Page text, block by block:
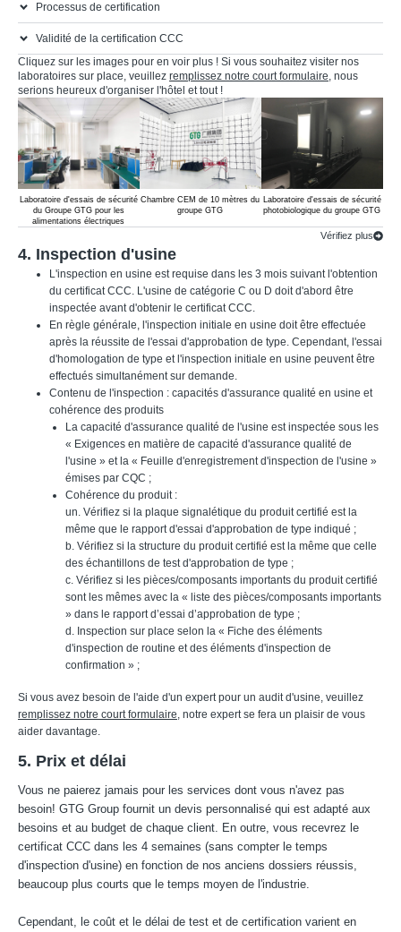
Processus de certification
Validité de la certification CCC
Cliquez sur les images pour en voir plus ! Si vous souhaitez visiter nos
laboratoires sur place, veuillez remplissez notre court formulaire, nous
serions heureux d'organiser l'hôtel et tout !
Laboratoire d'essais de sécurité
du Groupe GTG pour les
alimentations électriques
Chambre CEM de 10 mètres du
groupe GTG
Laboratoire d'essais de sécurité
photobiologique du groupe GTG
Vérifiez plus
4. Inspection d'usine
L'inspection en usine est requise dans les 3 mois suivant l'obtention
du certificat CCC. L'usine de catégorie C ou D doit d'abord être
inspectée avant d'obtenir le certificat CCC.
En règle générale, l'inspection initiale en usine doit être effectuée
après la réussite de l'essai d'approbation de type. Cependant, l'essai
d'homologation de type et l'inspection initiale en usine peuvent être
effectués simultanément sur demande.
Contenu de l'inspection : capacités d'assurance qualité en usine et
cohérence des produits
La capacité d'assurance qualité de l'usine est inspectée sous les
« Exigences en matière de capacité d'assurance qualité de
l'usine » et la « Feuille d'enregistrement d'inspection de l'usine »
émises par CQC ;
Cohérence du produit :
un. Vérifiez si la plaque signalétique du produit certifié est la
même que le rapport d'essai d'approbation de type indiqué ;
b. Vérifiez si la structure du produit certifié est la même que celle
des échantillons de test d'approbation de type ;
c. Vérifiez si les pièces/composants importants du produit certifié
sont les mêmes avec la « liste des pièces/composants importants
» dans le rapport d’essai d’approbation de type ;
d. Inspection sur place selon la « Fiche des éléments
d'inspection de routine et des éléments d'inspection de
confirmation » ;
Si vous avez besoin de l'aide d'un expert pour un audit d'usine, veuillez
remplissez notre court formulaire, notre expert se fera un plaisir de vous
aider davantage.
5. Prix et délai
Vous ne paierez jamais pour les services dont vous n'avez pas
besoin! GTG Group fournit un devis personnalisé qui est adapté aux
besoins et au budget de chaque client. En outre, vous recevrez le
certificat CCC dans les 4 semaines (sans compter le temps
d'inspection d'usine) en fonction de nos anciens dossiers réussis,
beaucoup plus courts que le temps moyen de l'industrie.
Cependant, le coût et le délai de test et de certification varient en